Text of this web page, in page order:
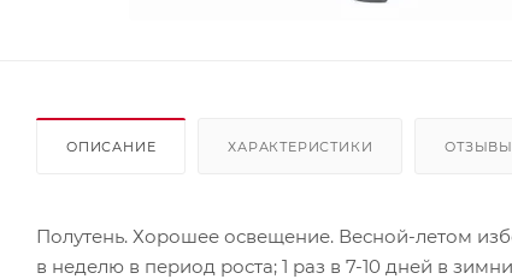
ОПИСАНИЕ ХАРАКТЕРИСТИКИ ОТЗЫВЫ
Полутень. Хорошее освещение. Весной-летом
в неделю в период роста; 1 раз в 7-10 дней в